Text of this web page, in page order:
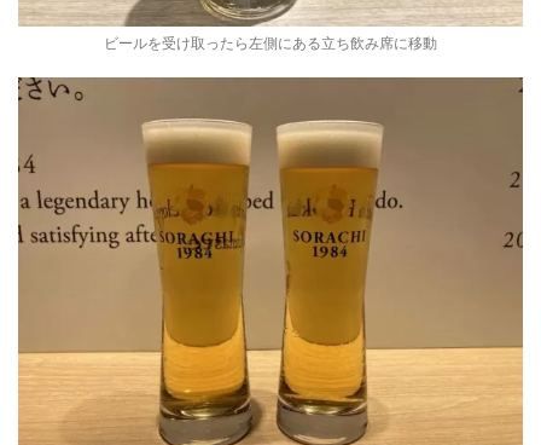
ビールを受け取ったら左側にある立ち飲み席に移動